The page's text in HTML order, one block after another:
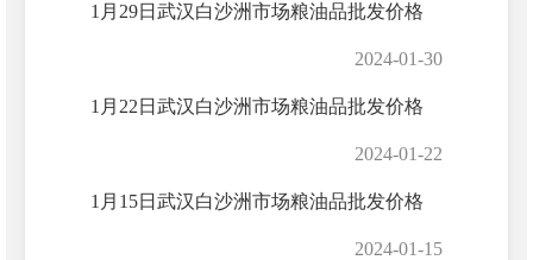
1月29日武汉白沙洲市场粮油品批发价格
2024-01-30
1月22日武汉白沙洲市场粮油品批发价格
2024-01-22
1月15日武汉白沙洲市场粮油品批发价格
2024-01-15